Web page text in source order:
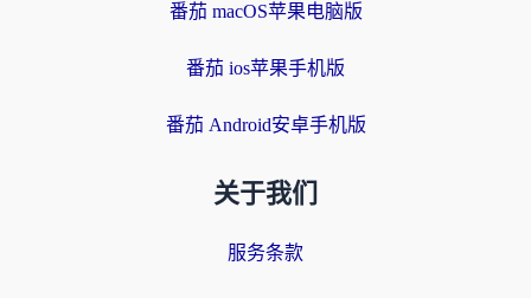
番茄 macOS苹果电脑版
番茄 ios苹果手机版
番茄 Android安卓手机版
关于我们
服务条款